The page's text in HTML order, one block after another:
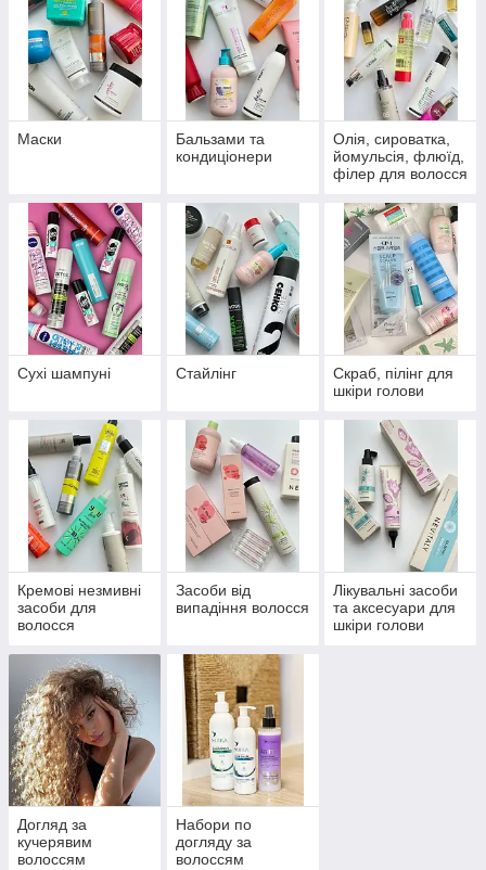
Маски
Бальзами та
кондиціонери
Олія, сироватка,
йомульсія, флюїд,
філер для волосся
Сухі шампуні Стайлінг
Скраб, пілінг для
шкіри голови
Кремові незмивні
засоби для
волосся
Засоби від
випадіння волосся
Лікувальні засоби
та аксесуари для
шкіри голови
Догляд за
кучерявим
волоссям
Набори по
догляду за
волоссям